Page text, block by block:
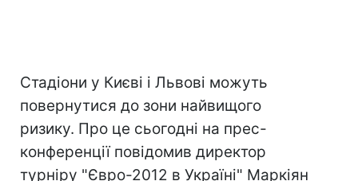
Стадіони у Києві і Львові можуть
повернутися до зони найвищого
ризику. Про це сьогодні на прес-
конференції повідомив директор
турніру "Євро-2012 в Україні" Маркіян